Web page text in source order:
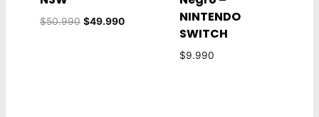
$50.990 El
$49.990El
NINTENDO
SWITCH
$9.990